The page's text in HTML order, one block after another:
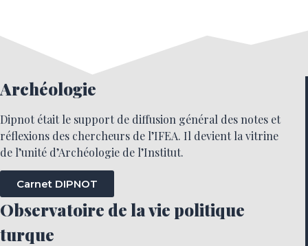
Archéologie
Dipnot était le support de diffusion général des notes et
réflexions des chercheurs de l’IFEA. Il devient la vitrine
de l’unité d’Archéologie de l’Institut.
Carnet DIPNOT
Observatoire de la vie politique
turque